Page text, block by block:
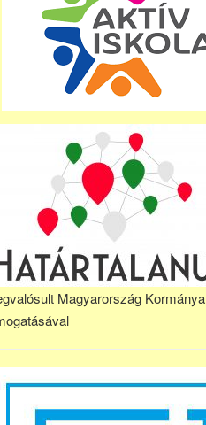
Magyarország Kormánya